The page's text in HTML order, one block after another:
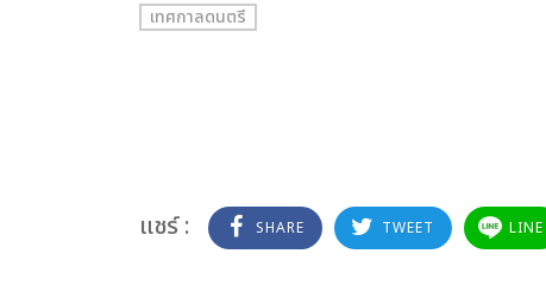
เทศกาลดนตรี
แชร์ : SHARE TWEET LINE